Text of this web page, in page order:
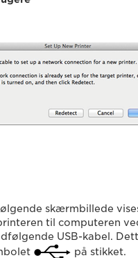
skærmbillede
til computeren
USB-kabel.
på stikket.